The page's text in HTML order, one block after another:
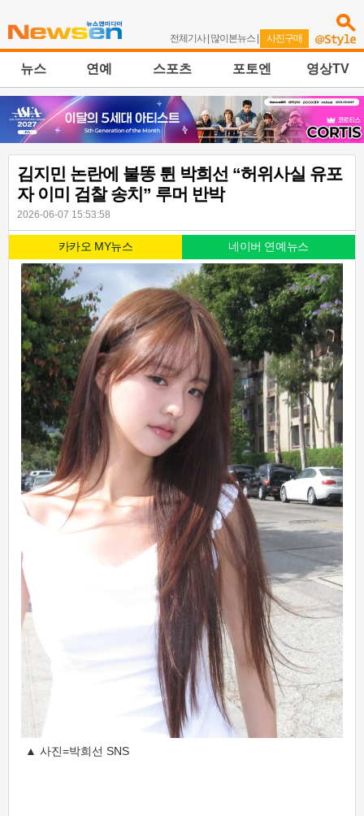
전체기사| 많이본뉴스 | 사진구매
뉴스 연예 스포츠 포토엔 영상TV
김지민 논란에 불똥 튄 박희선 “허위사실 유포
자 이미 검찰 송치” 루머 반박
2026-06-07 15:53:58
카카오 MY뉴스 네이버 연예뉴스
▲ 사진=박희선 SNS